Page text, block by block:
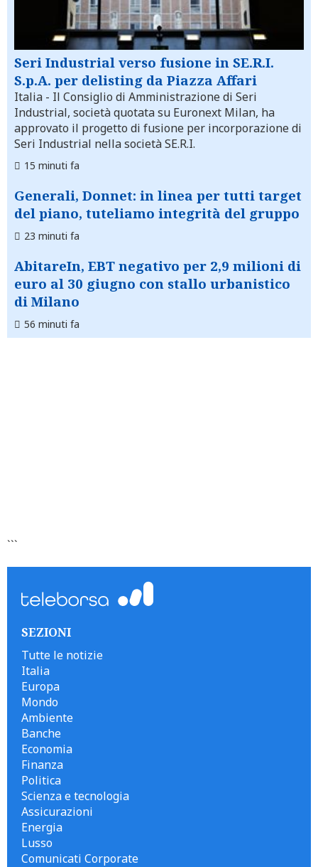
Seri Industrial verso fusione in SE.R.I.
S.p.A. per delisting da Piazza Affari
Italia - Il Consiglio di Amministrazione di Seri
Industrial, società quotata su Euronext Milan, ha
approvato il progetto di fusione per incorporazione di
Seri Industrial nella società SE.R.I.
15 minuti fa
Generali, Donnet: in linea per tutti target
del piano, tuteliamo integrità del gruppo
23 minuti fa
AbitareIn, EBT negativo per 2,9 milioni di
euro al 30 giugno con stallo urbanistico
di Milano
56 minuti fa
```
SEZIONI
Tutte le notizie
Italia
Europa
Mondo
Ambiente
Banche
Economia
Finanza
Politica
Scienza e tecnologia
Assicurazioni
Energia
Lusso
Comunicati Corporate